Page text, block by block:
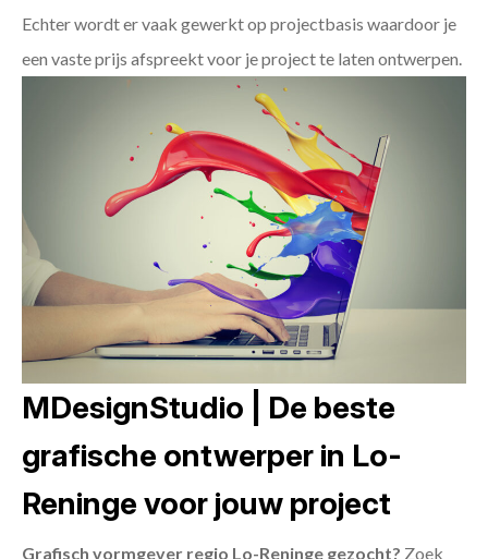
Echter wordt er vaak gewerkt op projectbasis waardoor je
een vaste prijs afspreekt voor je project te laten ontwerpen.
MDesignStudio | De beste
grafische ontwerper in Lo-
Reninge voor jouw project
Grafisch vormgever regio Lo-Reninge gezocht? Zoek